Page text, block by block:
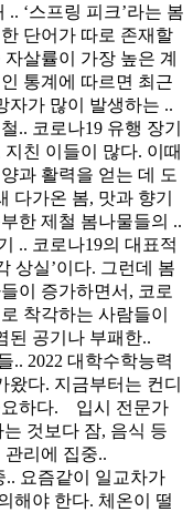
.. ‘스프링 피크’라는 봄
단어가 따로 존재할
살률이 가장 높은 계
통계에 따르면 최근
자가 많이 발생하는 ..
.. 코로나19 유행 장기
친 이들이 많다. 이때
과 활력을 얻는 데 도
다가온 봄, 맛과 향기
한 제철 봄나물들의 ..
.. 코로나19의 대표적
상실’이다. 그런데 봄
이 증가하면서, 코로
착각하는 사람들이
공기나 부패한..
.. 2022 대학수학능력
왔다. 지금부터는 컨디
요하다. 입시 전문가
것보다 잠, 음식 등
리에 집중..
.. 요즘같이 일교차가
해야 한다. 체온이 떨